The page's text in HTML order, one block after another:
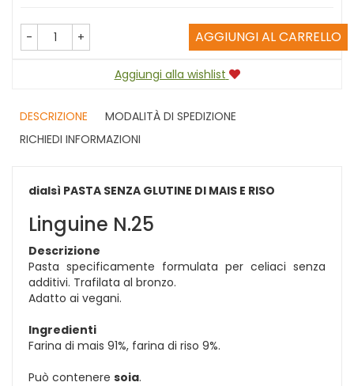
- + AGGIUNGI AL CARRELLO
Aggiungi alla wishlist
DESCRIZIONE
MODALITÀ DI SPEDIZIONE
RICHIEDI INFORMAZIONI
dialsì PASTA SENZA GLUTINE DI MAIS E RISO
Linguine N.25
Descrizione
Pasta specificamente formulata per celiaci senza
additivi. Trafilata al bronzo.
Adatto ai vegani.
Ingredienti
Farina di mais 91%, farina di riso 9%.
Può contenere soia.